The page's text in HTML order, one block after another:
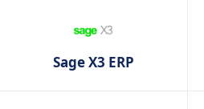
Sage X3 ERP